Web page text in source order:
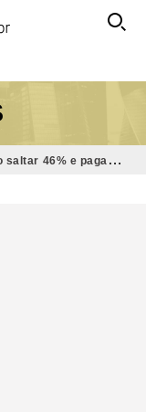
saltar 46% e paga